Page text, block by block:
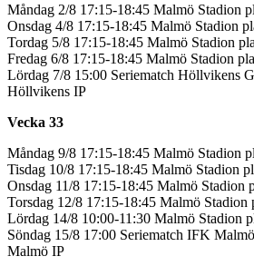
Måndag 2/8 17:15-18:45 Malmö Stadion
Onsdag 4/8 17:15-18:45 Malmö Stadion
Tordag 5/8 17:15-18:45 Malmö Stadion
Fredag 6/8 17:15-18:45 Malmö Stadion
Lördag 7/8 15:00 Seriematch Höllvikens
Höllvikens IP
Vecka 33
Måndag 9/8 17:15-18:45 Malmö Stadion
Tisdag 10/8 17:15-18:45 Malmö Stadion
Onsdag 11/8 17:15-18:45 Malmö Stadion
Torsdag 12/8 17:15-18:45 Malmö
Lördag 14/8 10:00-11:30 Malmö Stadion
Söndag 15/8 17:00 Seriematch IFK
Malmö IP